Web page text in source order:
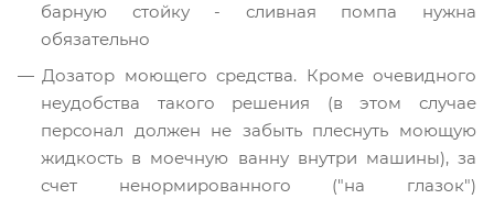
барную стойку - сливная помпа нужна
обязательно
Дозатор моющего средства. Кроме очевидного
неудобства такого решения (в этом случае
персонал должен не забыть плеснуть моющую
жидкость в моечную ванну внутри машины), за
счет ненормированного ("на глазок")